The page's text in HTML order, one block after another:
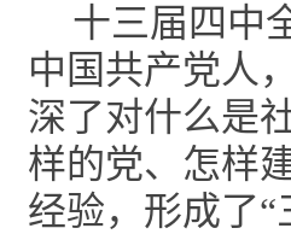
十三届四中
中国共产党人
深了对什么是
样的党、怎样
经验，形成了“